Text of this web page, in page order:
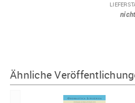
Ähnliche